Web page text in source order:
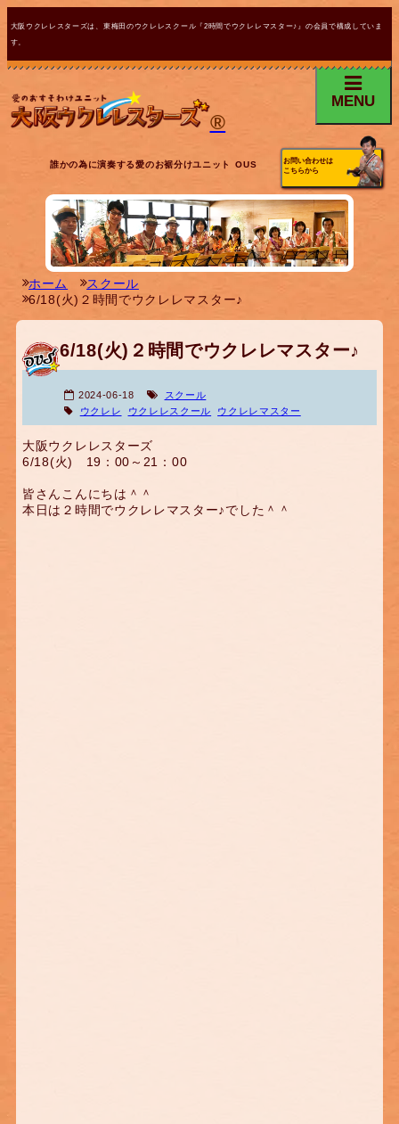
大阪ウクレレスターズは、東梅田のウクレレスクール『2時間でウクレレマスター♪』の会員で構成していま
す。
®
MENU
誰かの為に演奏する愛のお裾分けユニット OUS
お問い合わせは
こちらから
ホーム
スクール
6/18(火)２時間でウクレレマスター♪
6/18(火)２時間でウクレレマスター♪
2024-06-18
スクール
ウクレレ
ウクレレスクール ウクレレマスター
大阪ウクレレスターズ
6/18(火) 19：00～21：00
皆さんこんにちは＾＾
本日は２時間でウクレレマスター♪でした＾＾